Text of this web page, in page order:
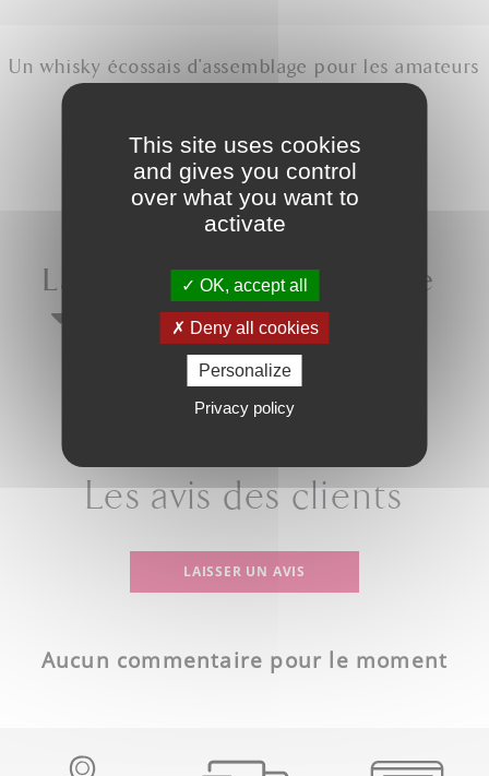
Un whisky écossais d'assemblage pour les amateurs
Ce qu’il faut savoir
La petite histoiredu caviste
PARTAGER
Les avis des clients
LAISSER UN AVIS
Aucun commentaire pour le moment
This site uses cookies
and gives you control
over what you want to
activate
OK, accept all
Deny all cookies
Personalize
Privacy policy